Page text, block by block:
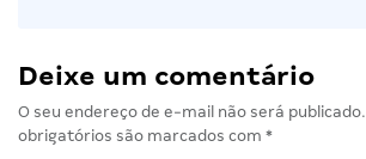
Deixe um comentário
O seu endereço de e-mail não será publicado.
obrigatórios são marcados com *